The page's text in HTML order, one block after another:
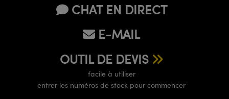
CHAT EN DIRECT
E-MAIL
OUTIL DE DEVIS
facile à utiliser
entrer les numéros de stock pour commencer